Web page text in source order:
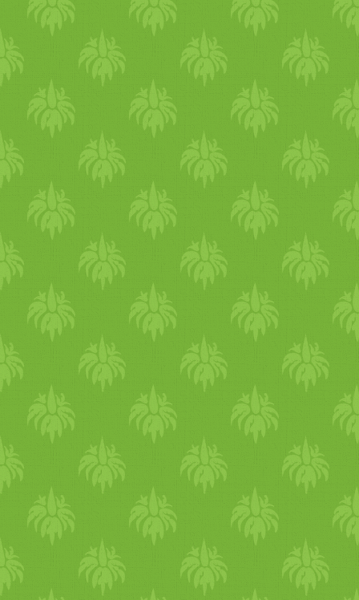
eltávolítva, húsa
evőkanál karobpor
evőkanál mandulavaj
megfelelő állag
hogy tudjuk kenni)
hozzávalóit.
felhasználásig tegyük
liszteket a sütőporral és
banánt és rizstejet,
(ha túl sűrűnek találjuk,
Hagyjuk 5 percet állni,
kevés kókuszzsírt a
adagot kanalazunk (2